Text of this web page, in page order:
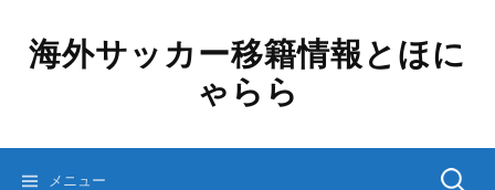
海外サッカー移籍情報とほに
ゃらら
メニュー 検